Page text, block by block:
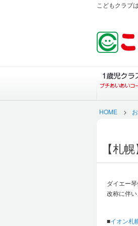
こどもクラブ
HOME >
【札
ダイエー
改称に伴
■イオン札